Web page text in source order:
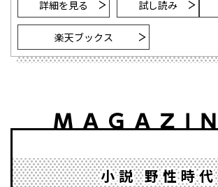
詳細を見る 試し読み
楽天ブックス
小説 野性時代